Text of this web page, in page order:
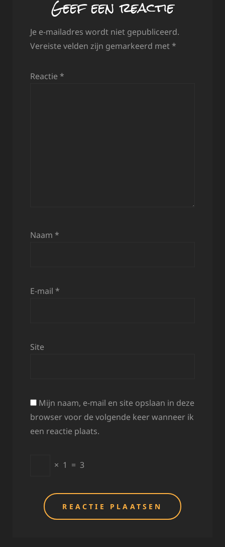
Geef een reactie
Je e-mailadres wordt niet gepubliceerd.
Vereiste velden zijn gemarkeerd met *
Reactie *
Naam *
E-mail *
Site
Mijn naam, e-mail en site opslaan in deze
browser voor de volgende keer wanneer ik
een reactie plaats.
× 1 = 3